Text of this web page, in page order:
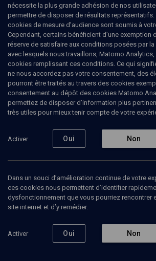
Ajouter Partager J’aime
Tous 1 Vidéos 1
et
(3/9)
Face à l'intégrisme, le
combat des femmes
nécessite la plus grande adhésion de nos
permettre de disposer de résultats représentatifs.
cookies de mesure d’audience sont soumis à
Cependant, certains bénéficient d’une exemption
réserve de satisfaire aux conditions posées par la
avec lesquels nous travaillons, Matomo
cookies remplissant ces conditions. Ce qui
ne nous accordez pas votre consentement, des
pourront être traités au travers des cookies
consentement au dépôt des cookies Matomo
permettez de disposer d’information plus
très utiles pour mieux tenir compte de votre
Activer Oui Non
Dans un souci d’amélioration continue de votre
ces cookies nous permettent d’identifier
dysfonctionnement que vous pourriez rencontrer
site internet et d’y remédier.
Activer Oui Non